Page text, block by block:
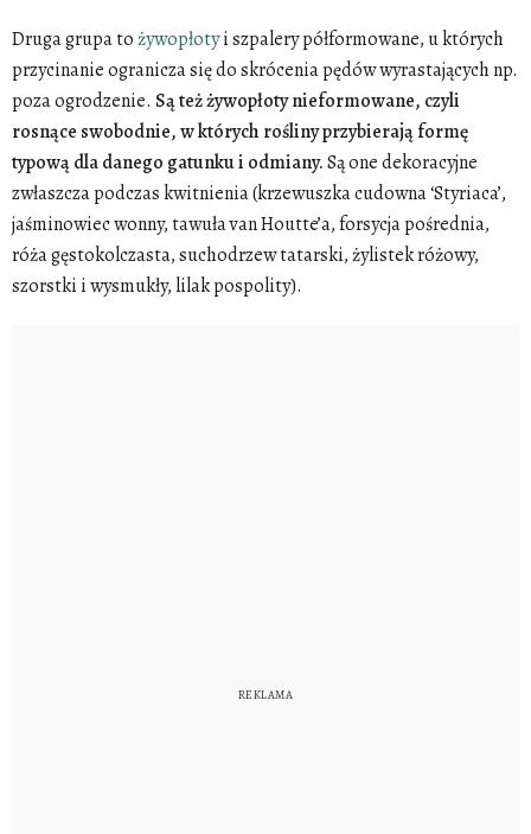
Druga grupa tożywopłotyi szpalery półformowane, u których
przycinanie ogranicza się do skrócenia pędów wyrastających np.
poza ogrodzenie. Są też żywopłoty nieformowane, czyli
rosnące swobodnie, w których rośliny przybierają formę
typową dla danego gatunku i odmiany.Są one dekoracyjne
zwłaszcza podczas kwitnienia (krzewuszka cudowna ‘Styriaca’,
jaśminowiec wonny, tawuła van Houtte’a, forsycja pośrednia,
róża gęstokolczasta, suchodrzew tatarski, żylistek różowy,
szorstki i wysmukły, lilak pospolity).